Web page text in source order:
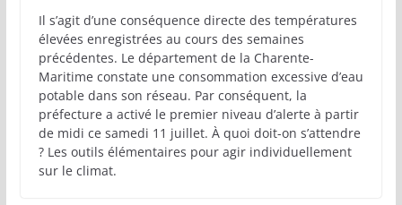
Il s’agit d’une conséquence directe des températures
élevées enregistrées au cours des semaines
précédentes. Le département de la Charente-
Maritime constate une consommation excessive d’eau
potable dans son réseau. Par conséquent, la
préfecture a activé le premier niveau d’alerte à partir
de midi ce samedi 11 juillet. À quoi doit-on s’attendre
? Les outils élémentaires pour agir individuellement
sur le climat.